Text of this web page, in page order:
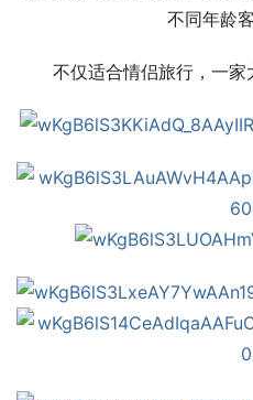
不同年龄
不仅适合情侣旅行，一